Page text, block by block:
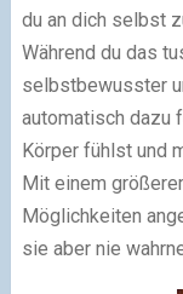
du an dich selbst
Während du das
selbstbewusster
automatisch dazu
Körper fühlst und
Mit einem
Möglichkeiten
sie aber nie